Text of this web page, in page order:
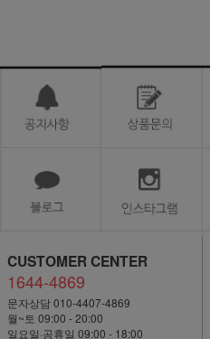
CUSTOMER CENTER
1644-4869
문자상담 010-4407-4869
월~토 09:00 - 20:00
일요일·공휴일 09:00 - 18:00